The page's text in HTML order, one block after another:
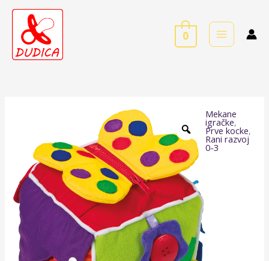
Skip
content
0
Mekane
igračke,
Prve kocke,
Rani razvoj
0-3
kocka
količina